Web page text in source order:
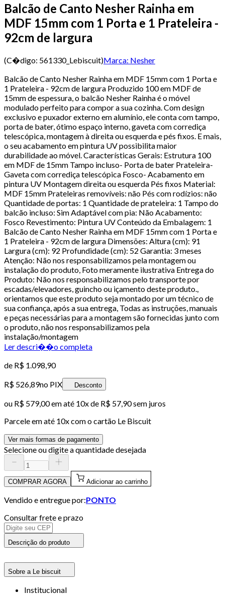
Balcão de Canto Nesher Rainha em
MDF 15mm com 1 Porta e 1 Prateleira -
92cm de largura
(C�digo: 561330_Lebiscuit)Marca: Nesher
Balcão de Canto Nesher Rainha em MDF 15mm com 1 Porta e
1 Prateleira - 92cm de largura Produzido 100 em MDF de
15mm de espessura, o balcão Nesher Rainha é o móvel
modulado perfeito para compor a sua cozinha. Com design
exclusivo e puxador externo em alumínio, ele conta com tampo,
porta de bater, ótimo espaço interno, gaveta com corrediça
telescópica, montagem à direita ou esquerda e pés fixos. E mais,
o seu acabamento em pintura UV possibilita maior
durabilidade ao móvel. Características Gerais: Estrutura 100
em MDF de 15mm Tampo incluso- Porta de bater Prateleira-
Gaveta com corrediça telescópica Fosco- Acabamento em
pintura UV Montagem direita ou esquerda Pés fixos Material:
MDF 15mm Prateleiras removíveis: não Pés com rodízios: não
Quantidade de portas: 1 Quantidade de prateleira: 1 Tampo do
balcão incluso: Sim Adaptável com pia: Não Acabamento:
Fosco Revestimento: Pintura UV Conteúdo da Embalagem: 1
Balcão de Canto Nesher Rainha em MDF 15mm com 1 Porta e
1 Prateleira - 92cm de largura Dimensões: Altura (cm): 91
Largura (cm): 92 Profundidade (cm): 52 Garantia: 3 meses
Atenção: Não nos responsabilizamos pela montagem ou
instalação do produto, Foto meramente ilustrativa Entrega do
Produto: Não nos responsabilizamos pelo transporte por
escadas/elevadores, guincho ou içamento deste produto.,
orientamos que este produto seja montado por um técnico de
sua confiança, após a sua entrega, Todas as instruções, manuais
e peças necessárias para a montagem são fornecidas junto com
o produto, não nos responsabilizamos pela
instalação/montagem
Ler descri��o completa
de R$ 1.098,90
R$ 526,89no PIX Desconto
ou R$ 579,00em até 10x de R$ 57,90 sem juros
Parcele em até 10x com o cartão Le Biscuit
Ver mais formas de pagamento
Selecione ou digite a quantidade desejada
COMPRAR AGORA Adicionar ao carrinho
Vendido e entregue por:PONTO
Consultar frete e prazo
Descrição do produto
Sobre a Le biscuit
Institucional